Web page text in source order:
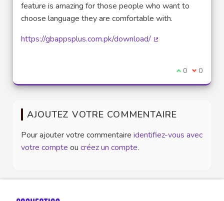
feature is amazing for those people who want to
choose language they are comfortable with.
https://gbappsplus.com.pk/download/
Je suis
0 Je ne
0
AJOUTEZ VOTRE COMMENTAIRE
Pour ajouter votre commentaire identifiez-vous avec
votre compte ou créez un compte.